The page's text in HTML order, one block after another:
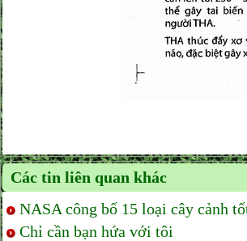
Các tin liên quan khác
NASA công bố 15 loại cây cảnh
Chỉ cần bạn hứa với tôi